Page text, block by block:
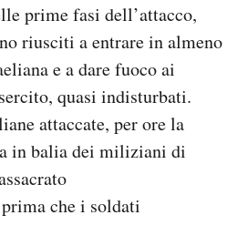
prime fasi dell’attacco,
riusciti a entrare in almeno
e a dare fuoco ai
quasi indisturbati.
attaccate, per ore la
in balia dei miliziani di
che i soldati